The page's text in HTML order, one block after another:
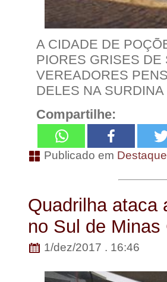
A CIDADE DE
PIORES GRISES DE
VEREADORES
DELES NA
Compartilhe:
Publicado em
Quadrilha ataca
no Sul de
1/dez/2017 . 16:46